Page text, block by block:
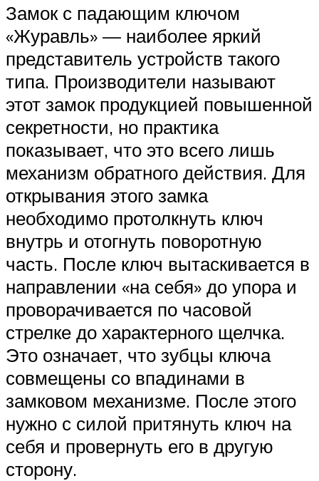
Замок с падающим ключом
«Журавль» — наиболее яркий
представитель устройств такого
типа. Производители называют
этот замок продукцией повышенной
секретности, но практика
показывает, что это всего лишь
механизм обратного действия. Для
открывания этого замка
необходимо протолкнуть ключ
внутрь и отогнуть поворотную
часть. После ключ вытаскивается в
направлении «на себя» до упора и
проворачивается по часовой
стрелке до характерного щелчка.
Это означает, что зубцы ключа
совмещены со впадинами в
замковом механизме. После этого
нужно с силой притянуть ключ на
себя и провернуть его в другую
сторону.